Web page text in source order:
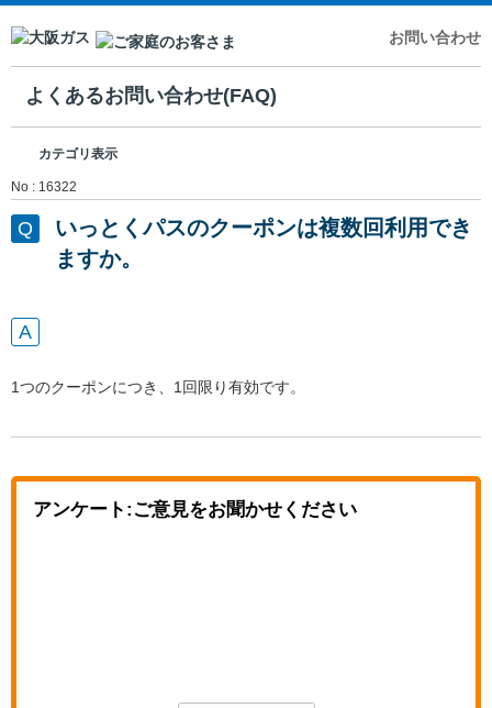
お問い合わせ
よくあるお問い合わせ(FAQ)
カテゴリ表示
No : 16322
いっとくパスのクーポンは複数回利用でき
ますか。
1つのクーポンにつき、1回限り有効です。
アンケート:ご意見をお聞かせください